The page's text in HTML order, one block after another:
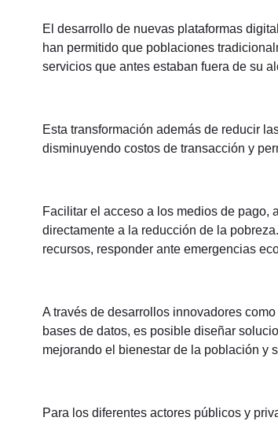
El desarrollo de nuevas plataformas
han permitido que poblaciones
servicios que antes estaban fuera de su
Esta transformación además de reducir
disminuyendo costos de transacción y
Facilitar el acceso a los medios de pago,
directamente a la reducción de la
recursos, responder ante emergencias
A través de desarrollos innovadores
bases de datos, es posible diseñar
mejorando el bienestar de la población y
Para los diferentes actores públicos y